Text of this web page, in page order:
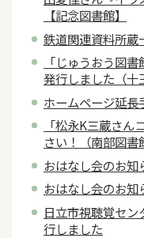
【記念図書館】
鉄道関連資料所蔵
「じゅうおう図
発行しました（十
ホームページ延長
「松永K三蔵さ
さい！（南部図書
おはなし会のお知
おはなし会のお知
日立市視聴覚セ
行しました